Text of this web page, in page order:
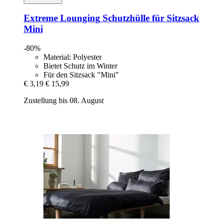
Extreme Lounging Schutzhülle für Sitzsack
Mini
-80%
Material: Polyester
Bietet Schutz im Winter
Für den Sitzsack "Mini"
€ 3,19 € 15,99
Zustellung bis 08. August